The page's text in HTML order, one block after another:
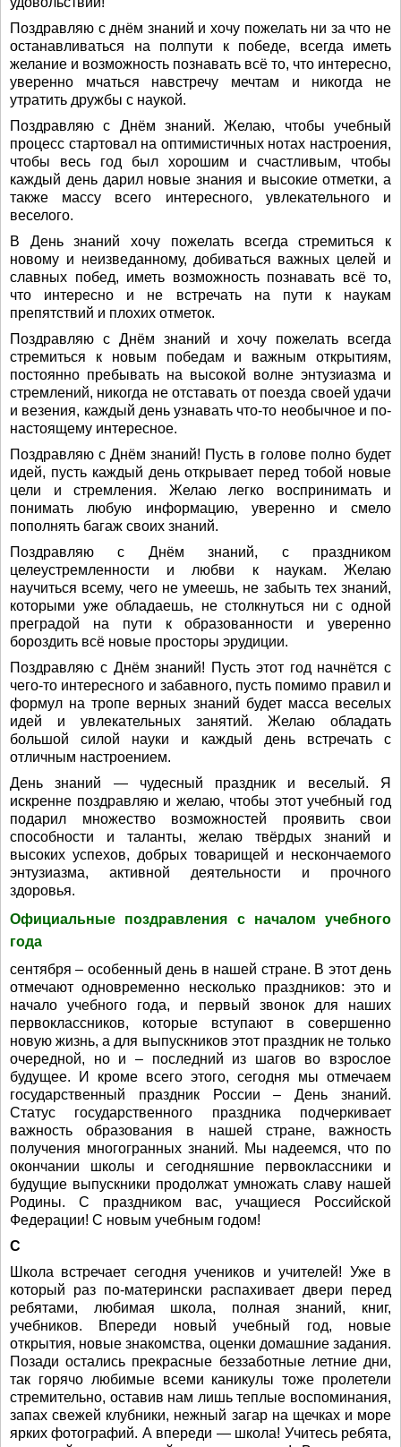
Поздравляю с днём знаний и хочу пожелать ни за что не
останавливаться на полпути к победе, всегда иметь
желание и возможность познавать всё то, что интересно,
уверенно мчаться навстречу мечтам и никогда не
утратить дружбы с наукой.
Поздравляю с Днём знаний. Желаю, чтобы учебный
процесс стартовал на оптимистичных нотах настроения,
чтобы весь год был хорошим и счастливым, чтобы
каждый день дарил новые знания и высокие отметки, а
также массу всего интересного, увлекательного и
веселого.
В День знаний хочу пожелать всегда стремиться к
новому и неизведанному, добиваться важных целей и
славных побед, иметь возможность познавать всё то,
что интересно и не встречать на пути к наукам
препятствий и плохих отметок.
Поздравляю с Днём знаний и хочу пожелать всегда
стремиться к новым победам и важным открытиям,
постоянно пребывать на высокой волне энтузиазма и
стремлений, никогда не отставать от поезда своей удачи
и везения, каждый день узнавать что-то необычное и по-
настоящему интересное.
Поздравляю с Днём знаний! Пусть в голове полно будет
идей, пусть каждый день открывает перед тобой новые
цели и стремления. Желаю легко воспринимать и
понимать любую информацию, уверенно и смело
пополнять багаж своих знаний.
Поздравляю с Днём знаний, с праздником
целеустремленности и любви к наукам. Желаю
научиться всему, чего не умеешь, не забыть тех знаний,
которыми уже обладаешь, не столкнуться ни с одной
преградой на пути к образованности и уверенно
бороздить всё новые просторы эрудиции.
Поздравляю с Днём знаний! Пусть этот год начнётся с
чего-то интересного и забавного, пусть помимо правил и
формул на тропе верных знаний будет масса веселых
идей и увлекательных занятий. Желаю обладать
большой силой науки и каждый день встречать с
отличным настроением.
День знаний — чудесный праздник и веселый. Я
искренне поздравляю и желаю, чтобы этот учебный год
подарил множество возможностей проявить свои
способности и таланты, желаю твёрдых знаний и
высоких успехов, добрых товарищей и нескончаемого
энтузиазма, активной деятельности и прочного
здоровья.
Официальные поздравления с началом учебного
года
сентября – особенный день в нашей стране. В этот день
отмечают одновременно несколько праздников: это и
начало учебного года, и первый звонок для наших
первоклассников, которые вступают в совершенно
новую жизнь, а для выпускников этот праздник не только
очередной, но и – последний из шагов во взрослое
будущее. И кроме всего этого, сегодня мы отмечаем
государственный праздник России – День знаний.
Статус государственного праздника подчеркивает
важность образования в нашей стране, важность
получения многогранных знаний. Мы надеемся, что по
окончании школы и сегодняшние первоклассники и
будущие выпускники продолжат умножать славу нашей
Родины. С праздником вас, учащиеся Российской
Федерации! С новым учебным годом!
С
Школа встречает сегодня учеников и учителей! Уже в
который раз по-матерински распахивает двери перед
ребятами, любимая школа, полная знаний, книг,
учебников. Впереди новый учебный год, новые
открытия, новые знакомства, оценки домашние задания.
Позади остались прекрасные беззаботные летние дни,
так горячо любимые всеми каникулы тоже пролетели
стремительно, оставив нам лишь теплые воспоминания,
запах свежей клубники, нежный загар на щечках и море
ярких фотографий. А впереди — школа! Учитесь ребята,